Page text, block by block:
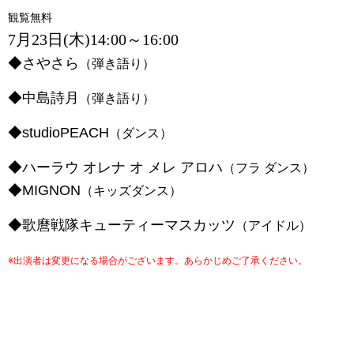
観覧無料
7月23日(木)14:00～16:00
◆さやさら （弾き語り）
◆中島詩月 （弾き語り）
◆studioPEACH （ダンス）
◆ハーラウ オレナ オ メレ アロハ （フラ ダンス）
◆MIGNON （キッズダンス）
◆歌麿戦隊キューティーマスカッツ （アイドル）
※出演者は変更になる場合がございます。あらかじめご了承ください。